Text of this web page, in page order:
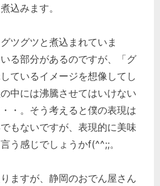
込みます。
ツグツと煮込まれていま
る部分があるのですが、「グ
ているイメージを想像してし
中には沸騰させてはいけない
・。そう考えると僕の表現は
もないですが、表現的に美味
う感じでしょうかf(^^;;。
ますが、静岡のおでん屋さん